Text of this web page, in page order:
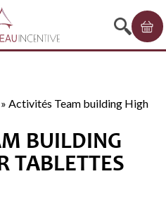
»Activités Team building High
BUILDING
TABLETTES